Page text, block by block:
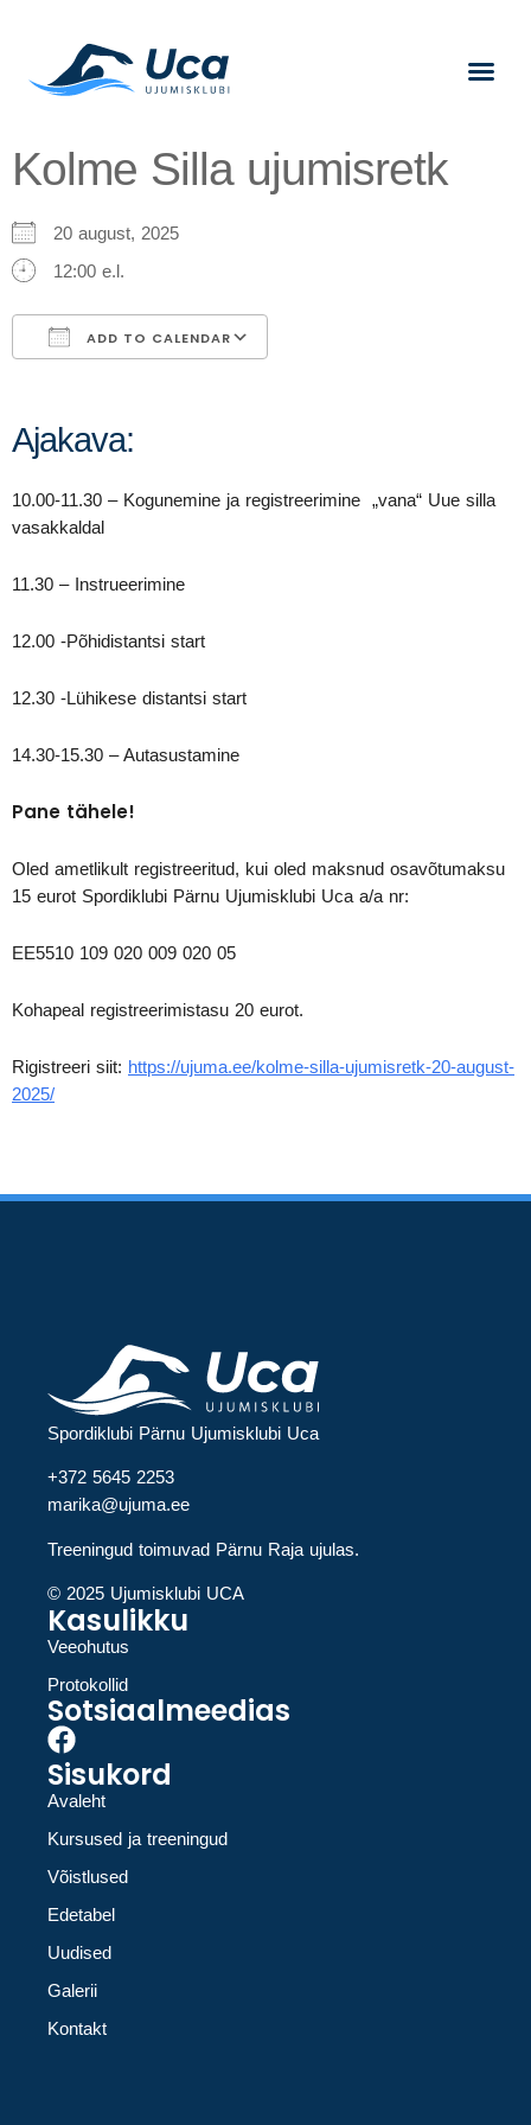
Kolme Silla ujumisretk
20 august, 2025
12:00 e.l.
ADD TO CALENDAR
Ajakava:
10.00-11.30 – Kogunemine ja registreerimine „vana“ Uue silla
vasakkaldal
11.30 – Instrueerimine
12.00 -Põhidistantsi start
12.30 -Lühikese distantsi start
14.30-15.30 – Autasustamine
Pane tähele!
Oled ametlikult registreeritud, kui oled maksnud osavõtumaksu
15 eurot Spordiklubi Pärnu Ujumisklubi Uca a/a nr:
EE5510 109 020 009 020 05
Kohapeal registreerimistasu 20 eurot.
Rigistreeri siit: https://ujuma.ee/kolme-silla-ujumisretk-20-august-
2025/
Spordiklubi Pärnu Ujumisklubi Uca
+372 5645 2253
marika@ujuma.ee
Treeningud toimuvad Pärnu Raja ujulas.
© 2025 Ujumisklubi UCA
Kasulikku
Veeohutus
Protokollid
Sotsiaalmeedias
Sisukord
Avaleht
Kursused ja treeningud
Võistlused
Edetabel
Uudised
Galerii
Kontakt